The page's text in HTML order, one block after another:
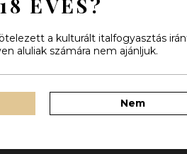
ÉVES?
a kulturált italfogyasztás
aluliak számára nem ajánljuk.
Nem